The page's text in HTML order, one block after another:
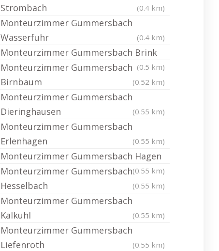
Strombach
(0.4 km)
Monteurzimmer Gummersbach
Wasserfuhr
(0.4 km)
Monteurzimmer Gummersbach Brink
(0.5 km)
Monteurzimmer Gummersbach
Birnbaum
(0.52 km)
Monteurzimmer Gummersbach
Dieringhausen
(0.55 km)
Monteurzimmer Gummersbach
Erlenhagen
(0.55 km)
Monteurzimmer Gummersbach Hagen
(0.55 km)
Monteurzimmer Gummersbach
Hesselbach
(0.55 km)
Monteurzimmer Gummersbach
Kalkuhl
(0.55 km)
Monteurzimmer Gummersbach
Liefenroth
(0.55 km)